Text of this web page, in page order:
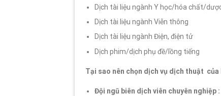
Dịch tài liệu ngành Y học/hóa chất/
Dịch tài liệu ngành Viễn thông
Dịch tài liệu ngành Điện, điện tử
Dịch phim/dịch phụ đề/lồng tiếng
Tại sao nên chọn dịch vụ dịch thuật của
Đội ngũ biên dịch viên chuyên nghiệp